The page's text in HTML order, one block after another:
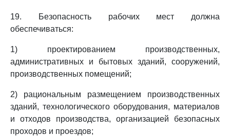
19. Безопасность рабочих мест должна
обеспечиваться:
1) проектированием производственных,
административных и бытовых зданий, сооружений,
производственных помещений;
2) рациональным размещением производственных
зданий, технологического оборудования, материалов
и отходов производства, организацией безопасных
проходов и проездов;